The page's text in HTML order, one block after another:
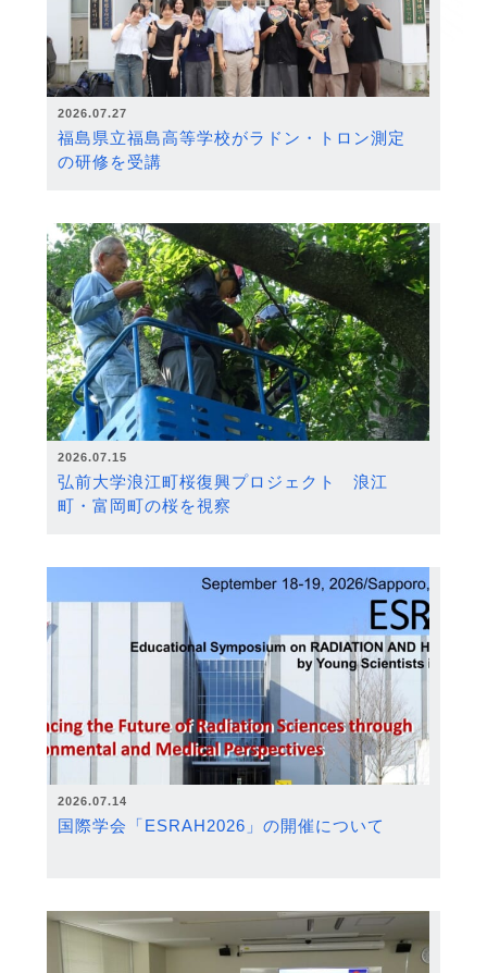
2026.07.27
福島県立福島高等学校がラドン・トロン測定
の研修を受講
2026.07.15
弘前大学浪江町桜復興プロジェクト 浪江
町・富岡町の桜を視察
2026.07.14
国際学会「ESRAH2026」の開催について